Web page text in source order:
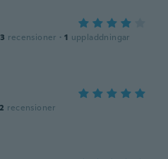
recensioner · 1 uppladdningar
recensioner